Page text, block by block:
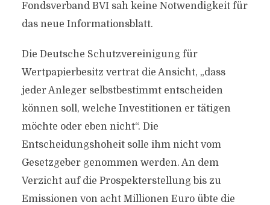
Fondsverband BVI sah keine Notwendigkeit für
das neue Informationsblatt.
Die Deutsche Schutzvereinigung für
Wertpapierbesitz vertrat die Ansicht, „dass
jeder Anleger selbstbestimmt entscheiden
können soll, welche Investitionen er tätigen
möchte oder eben nicht“. Die
Entscheidungshoheit solle ihm nicht vom
Gesetzgeber genommen werden. An dem
Verzicht auf die Prospekterstellung bis zu
Emissionen von acht Millionen Euro übte die